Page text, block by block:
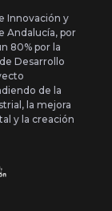
Innovación y
Andalucía, por
80% por la
Desarrollo
de la
la mejora
y la creación